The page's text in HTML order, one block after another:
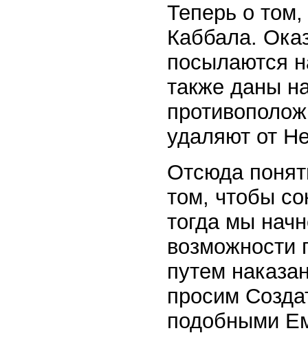
Теперь о том,
Каббала.
посылаются
также даны
удаляют от
Отсюда
том, чтобы
тогда мы
возможности
путем
просим
подобными